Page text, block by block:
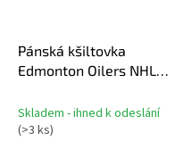
Pánská kšiltovka
Edmonton Oilers NHL
Brim Snapback
Skladem - ihned k odeslání
(>3 ks)